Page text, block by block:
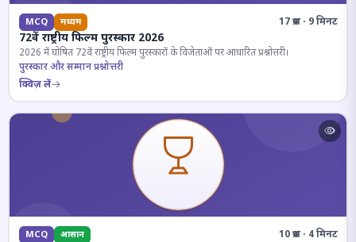
MCQ मध्यम 17 प्रश्न · 9 मिनट
72वें राष्ट्रीय फिल्म पुरस्कार 2026
2026 में घोषित 72वें राष्ट्रीय फिल्म पुरस्कारों के विजेताओं पर आधारित प्रश्नोत्तरी।
पुरस्कार और सम्मान प्रश्नोत्तरी
क्विज़ लें
MCQ आसान 10 प्रश्न · 4 मिनट